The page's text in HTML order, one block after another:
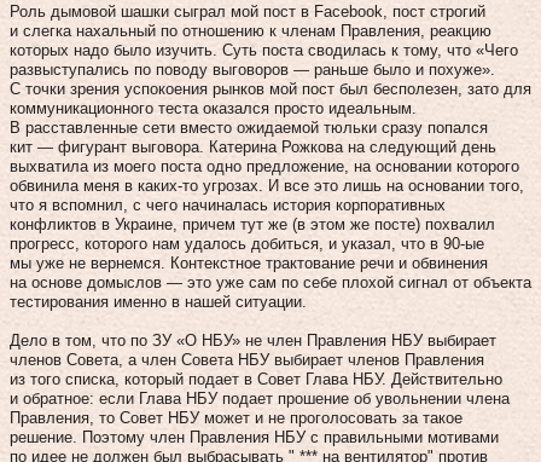
Роль дымовой шашки сыграл мой пост в Facebook, пост строгий
и слегка нахальный по отношению к членам Правления, реакцию
которых надо было изучить. Суть поста сводилась к тому, что «Чего
развыступались по поводу выговоров — раньше было и похуже».
С точки зрения успокоения рынков мой пост был бесполезен, зато для
коммуникационного теста оказался просто идеальным.
В расставленные сети вместо ожидаемой тюльки сразу попался
кит — фигурант выговора. Катерина Рожкова на следующий день
выхватила из моего поста одно предложение, на основании которого
обвинила меня в каких-то угрозах. И все это лишь на основании того,
что я вспомнил, с чего начиналась история корпоративных
конфликтов в Украине, причем тут же (в этом же посте) похвалил
прогресс, которого нам удалось добиться, и указал, что в 90-ые
мы уже не вернемся. Контекстное трактование речи и обвинения
на основе домыслов — это уже сам по себе плохой сигнал от объекта
тестирования именно в нашей ситуации.
Дело в том, что по ЗУ «О НБУ» не член Правления НБУ выбирает
членов Совета, а член Совета НБУ выбирает членов Правления
из того списка, который подает в Совет Глава НБУ. Действительно
и обратное: если Глава НБУ подает прошение об увольнении члена
Правления, то Совет НБУ может и не проголосовать за такое
решение. Поэтому член Правления НБУ с правильными мотивами
по идее не должен был выбрасывать " *** на вентилятор" против